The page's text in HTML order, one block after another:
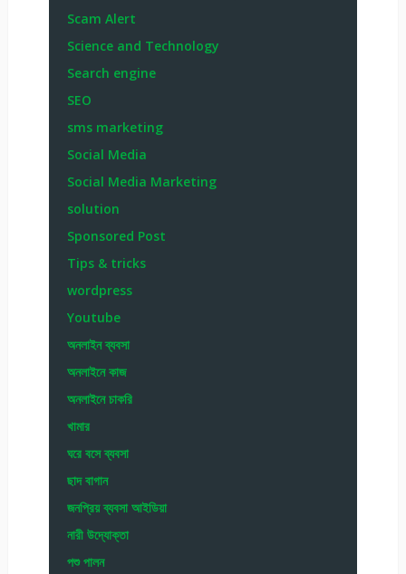
Scam Alert
Science and Technology
Search engine
SEO
sms marketing
Social Media
Social Media Marketing
solution
Sponsored Post
Tips & tricks
wordpress
Youtube
অনলাইন ব্যবসা
অনলাইনে কাজ
অনলাইনে চাকরি
খামার
ঘরে বসে ব্যবসা
ছাদ বাগান
জনপ্রিয় ব্যবসা আইডিয়া
নারী উদ্যোক্তা
পশু পালন